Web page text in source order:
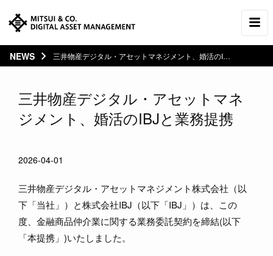
NEWS 三井物産デジタル・アセットマネジメント、婚活のIBJと業務提携
三井物産デジタル・アセットマネ
ジメント、婚活のIBJと業務提携
2026-04-01
三井物産デジタル・アセットマネジメント株式会社（以
下「当社」）と株式会社IBJ（以下「IBJ」）は、この
度、金融商品仲介業に関する業務委託契約を締結(以下
「本提携」)いたしました。